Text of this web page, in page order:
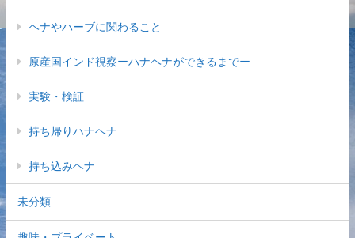
ヘナやハーブに関わること
原産国インド視察ーハナヘナができるまでー
実験・検証
持ち帰りハナヘナ
持ち込みヘナ
未分類